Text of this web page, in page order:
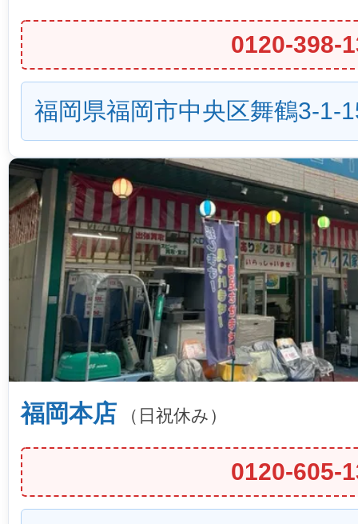
0120-398-
福岡県福岡市中央区舞鶴3-1-
福岡本店 （日祝休み）
0120-605-